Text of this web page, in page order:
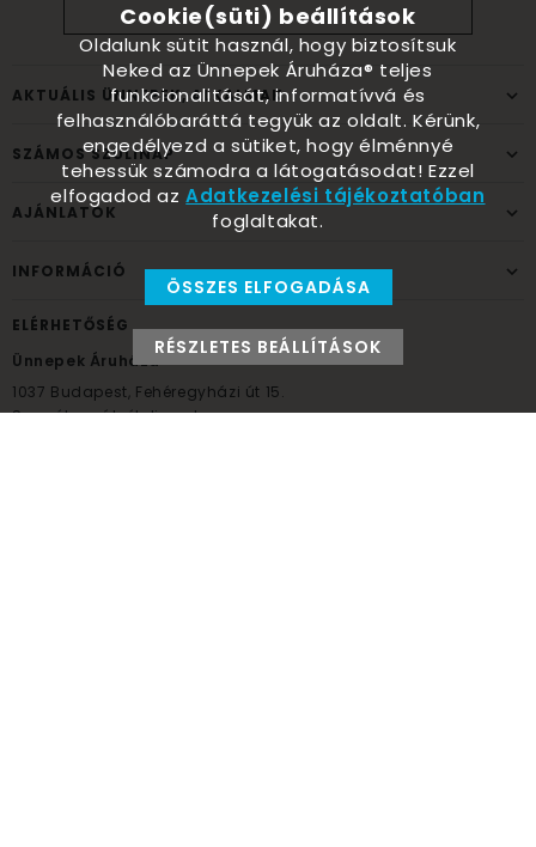
AKTUÁLIS ÜNNEPEK, ALKALMAK
SZÁMOS SZÜLINAP
AJÁNLATOK
INFORMÁCIÓ
ELÉRHETŐSÉG
Ünnepek Áruháza
1037 Budapest, Fehéregyházi út 15.
Személyes átvételi pont
Cookie(süti) beállítások
Oldalunk sütit használ, hogy biztosítsuk
Neked az Ünnepek Áruháza® teljes
funkcionalitását, informatívvá és
felhasználóbaráttá tegyük az oldalt. Kérünk,
engedélyezd a sütiket, hogy élménnyé
tehessük számodra a látogatásodat! Ezzel
elfogadod azAdatkezelési tájékoztatóban
foglaltakat.
ÖSSZES ELFOGADÁSA
RÉSZLETES BEÁLLÍTÁSOK